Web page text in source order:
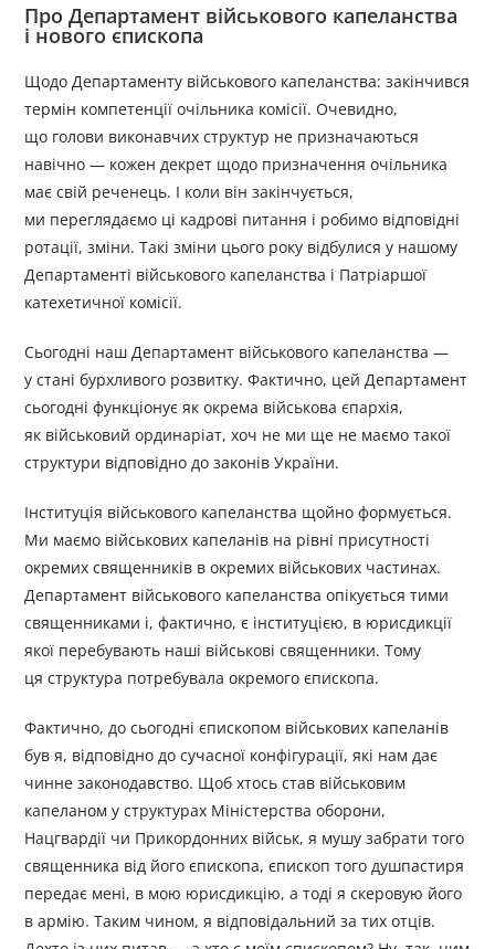
Про Департамент військового капеланства
і нового єпископа
Щодо Департаменту військового капеланства: закінчився
термін компетенції очільника комісії. Очевидно,
що голови виконавчих структур не призначаються
навічно — кожен декрет щодо призначення очільника
має свій реченець. І коли він закінчується,
ми переглядаємо ці кадрові питання і робимо відповідні
ротації, зміни. Такі зміни цього року відбулися у нашому
Департаменті військового капеланства і Патріаршої
катехетичної комісії.
Сьогодні наш Департамент військового капеланства —
у стані бурхливого розвитку. Фактично, цей Департамент
сьогодні функціонує як окрема військова єпархія,
як військовий ординаріат, хоч не ми ще не маємо такої
структури відповідно до законів України.
Інституція військового капеланства щойно формується.
Ми маємо військових капеланів на рівні присутності
окремих священників в окремих військових частинах.
Департамент військового капеланства опікується тими
священниками і, фактично, є інституцією, в юрисдикції
якої перебувають наші військові священники. Тому
ця структура потребувала окремого єпископа.
Фактично, до сьогодні єпископом військових капеланів
був я, відповідно до сучасної конфігурації, які нам дає
чинне законодавство. Щоб хтось став військовим
капеланом у структурах Міністерства оборони,
Нацгвардії чи Прикордонних військ, я мушу забрати того
священника від його єпископа, єпископ того душпастиря
передає мені, в мою юрисдикцію, а тоді я скеровую його
в армію. Таким чином, я відповідальний за тих отців.